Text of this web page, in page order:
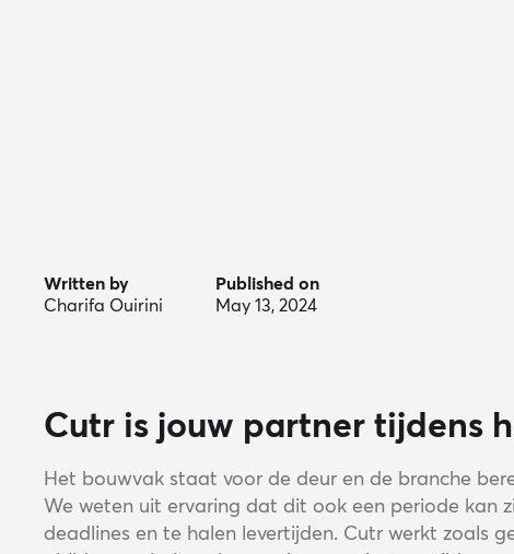
Written by
Charifa Ouirini
Published on
May 13, 2024
Cutr is jouw partner tijdens
Het bouwvak staat voor de deur en de branche
We weten uit ervaring dat dit ook een periode kan
deadlines en te halen levertijden. Cutr werkt zoals